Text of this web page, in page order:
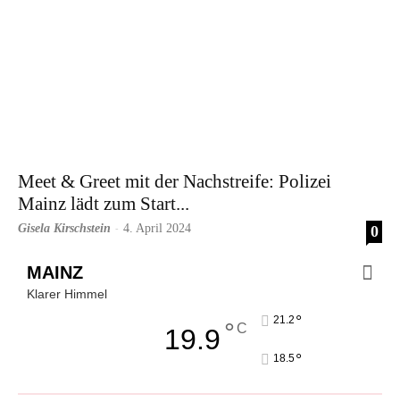
Meet & Greet mit der Nachstreife: Polizei
Mainz lädt zum Start...
Gisela Kirschstein - 4. April 2024 0
MAINZ
Klarer Himmel
19.9° C
21.2 °
18.5°